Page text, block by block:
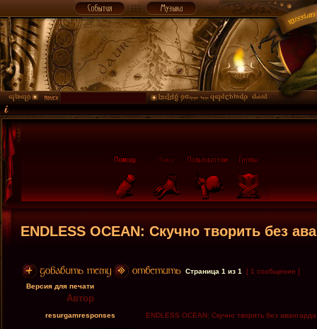
ENDLESS OCEAN: Скучно творить без
Страница 1 из 1
[ 1 сообщение ]
Версия для печати
Автор
resurgamresponses ENDLESS OCEAN: Скучно творить без